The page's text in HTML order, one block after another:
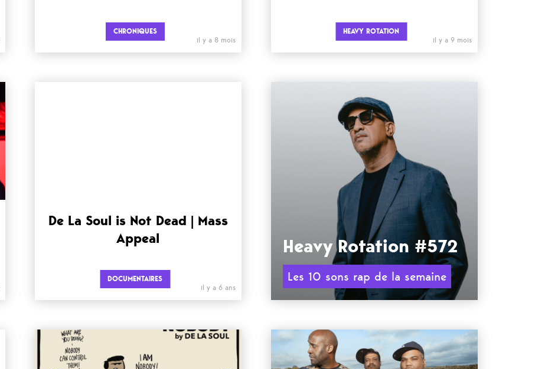
CHRONIQUES
il y a 8 mois
HEAVY ROTATION
il y a 9 mois
De La Soul is Not Dead | Mass
Appeal
DOCUMENTAIRES
il y a 6 ans
Heavy Rotation #572
Les 10 sons rap de la semaine